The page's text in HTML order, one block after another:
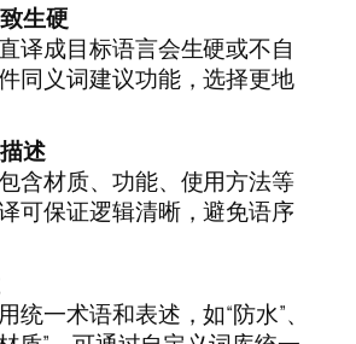
生硬
译成目标语言会生硬或不自
同义词建议功能，选择更地
述
含材质、功能、使用方法等
可保证逻辑清晰，避免语序
统一术语和表述，如“防水”、